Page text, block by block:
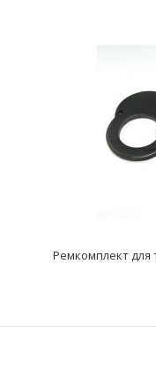
Ремкомплект для